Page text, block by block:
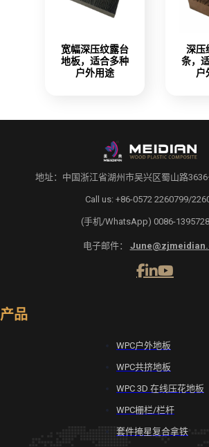
宽幅深压纹露台
地板，适合多种
户外用途
深压
条，
户
地址：中国浙江省湖州市吴兴区蜀山路
Call us: +86-0572 2260799/
(手机/WhatsApp) 0086-
电子邮件：
产品
WPC户外地板
WPC共挤地板
WPC 3D 在线压花地板
WPC栅栏/栏杆
套件掩星复合拿铁